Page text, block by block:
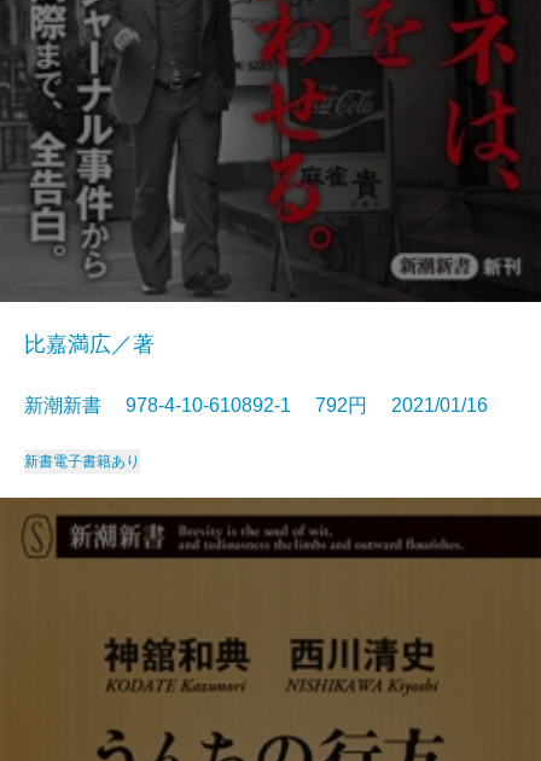
比嘉満広／著
新潮新書 978-4-10-610892-1 792円 2021/01/16
新書電子書籍あり